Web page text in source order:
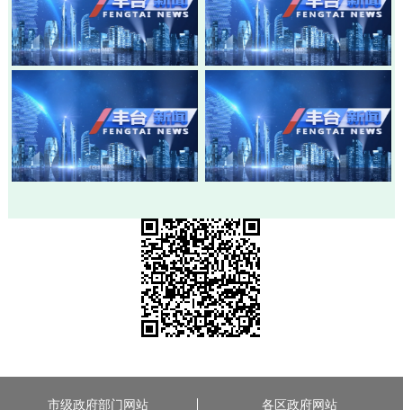
20260805-丰台新闻
20260803-丰台新闻
20260730-丰台新闻
20260728-丰台新闻
市级政府部门网站 各区政府网站